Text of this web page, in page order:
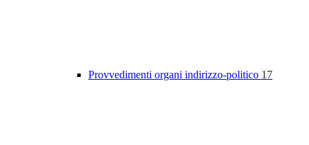
Provvedimenti organi indirizzo-politico 17